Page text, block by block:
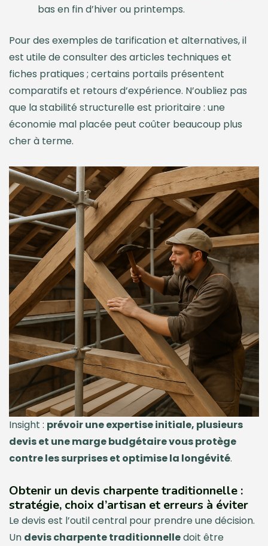
bas en fin d’hiver ou printemps.
Pour des exemples de tarification et alternatives, il
est utile de consulter des articles techniques et
fiches pratiques ; certains portails présentent
comparatifs et retours d’expérience. N’oubliez pas
que la stabilité structurelle est prioritaire : une
économie mal placée peut coûter beaucoup plus
cher à terme.
Insight : prévoir une expertise initiale, plusieurs
devis et une marge budgétaire vous protège
contre les surprises et optimise la longévité.
Obtenir un devis charpente traditionnelle :
stratégie, choix d’artisan et erreurs à éviter
Le devis est l’outil central pour prendre une décision.
Un devis charpente traditionnelledoit être